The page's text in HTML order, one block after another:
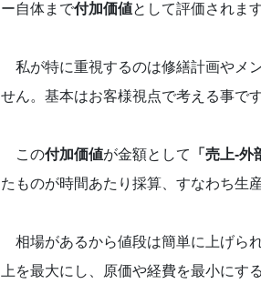
ー自体まで付加価値として評価されま
私が特に重視するのは修繕計画やメ
せん。基本はお客様視点で考える事です
この付加価値が金額として 「売上-
たものが時間あたり採算、すなわち生
相場があるから値段は簡単に上げら
上を最大にし、原価や経費を最小にす